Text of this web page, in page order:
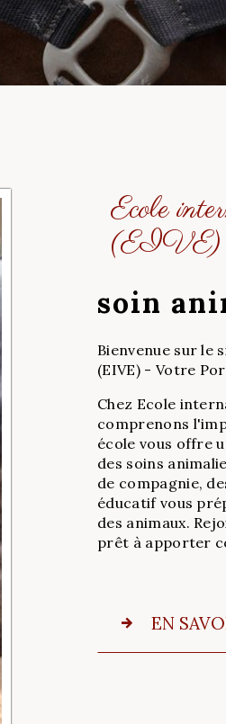
Ecole
(EIVE)
soin
Bienvenue sur le
(EIVE) - Votre
Chez Ecole
comprenons
école vous offre
des soins
de compagnie,
éducatif vous
des animaux.
prêt à apporter
EN